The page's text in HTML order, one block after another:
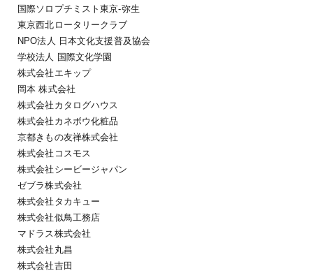
国際ソロプチミスト東京-弥生
東京西北ロータリークラブ
NPO法人 日本文化支援普及協会
学校法人 国際文化学園
株式会社エキップ
岡本 株式会社
株式会社カタログハウス
株式会社カネボウ化粧品
京都きもの友禅株式会社
株式会社コスモス
株式会社シービージャパン
ゼブラ株式会社
株式会社タカキュー
株式会社似鳥工務店
マドラス株式会社
株式会社丸昌
株式会社吉田